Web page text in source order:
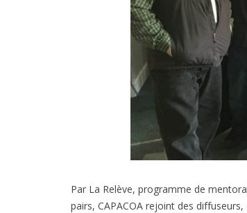
Par La Relève, programme de
pairs, CAPACOA rejoint des